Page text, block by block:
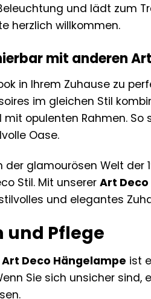
und lädt zum
herzlich willkommen.
mit anderen
in Ihrem Zuhause zu
im gleichen Stil
mit opulenten Rahmen.
Oase.
der glamourösen Welt der
Stil. Mit unsererArt
und elegantes
Pflege
Art Deco Hängelampe ist
Sie sich unsicher